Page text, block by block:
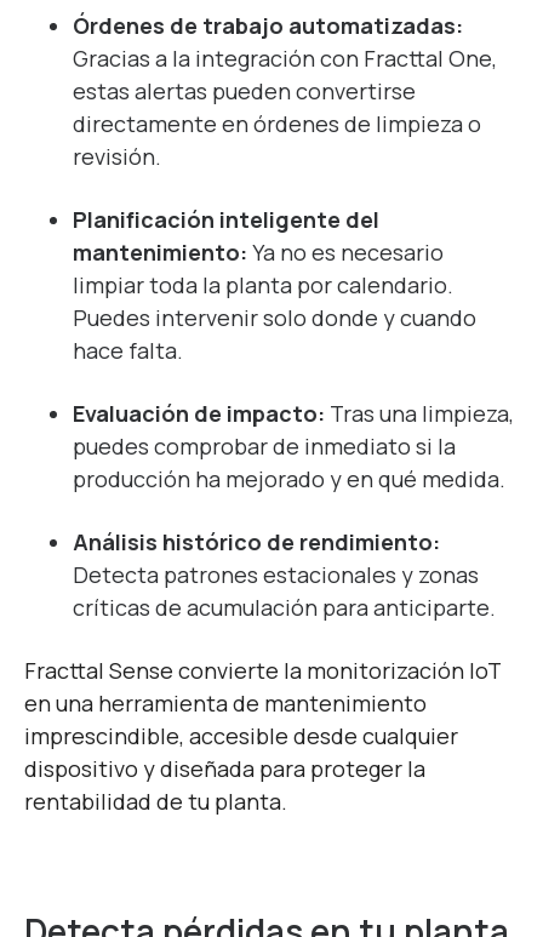
Órdenes de trabajo automatizadas:
Gracias a la integración con Fracttal One,
estas alertas pueden convertirse
directamente en órdenes de limpieza o
revisión.
Planificación inteligente del
mantenimiento: Ya no es necesario
limpiar toda la planta por calendario.
Puedes intervenir solo donde y cuando
hace falta.
Evaluación de impacto: Tras una limpieza,
puedes comprobar de inmediato si la
producción ha mejorado y en qué medida.
Análisis histórico de rendimiento:
Detecta patrones estacionales y zonas
críticas de acumulación para anticiparte.
Fracttal Sense convierte la monitorización IoT
en una herramienta de mantenimiento
imprescindible, accesible desde cualquier
dispositivo y diseñada para proteger la
rentabilidad de tu planta.